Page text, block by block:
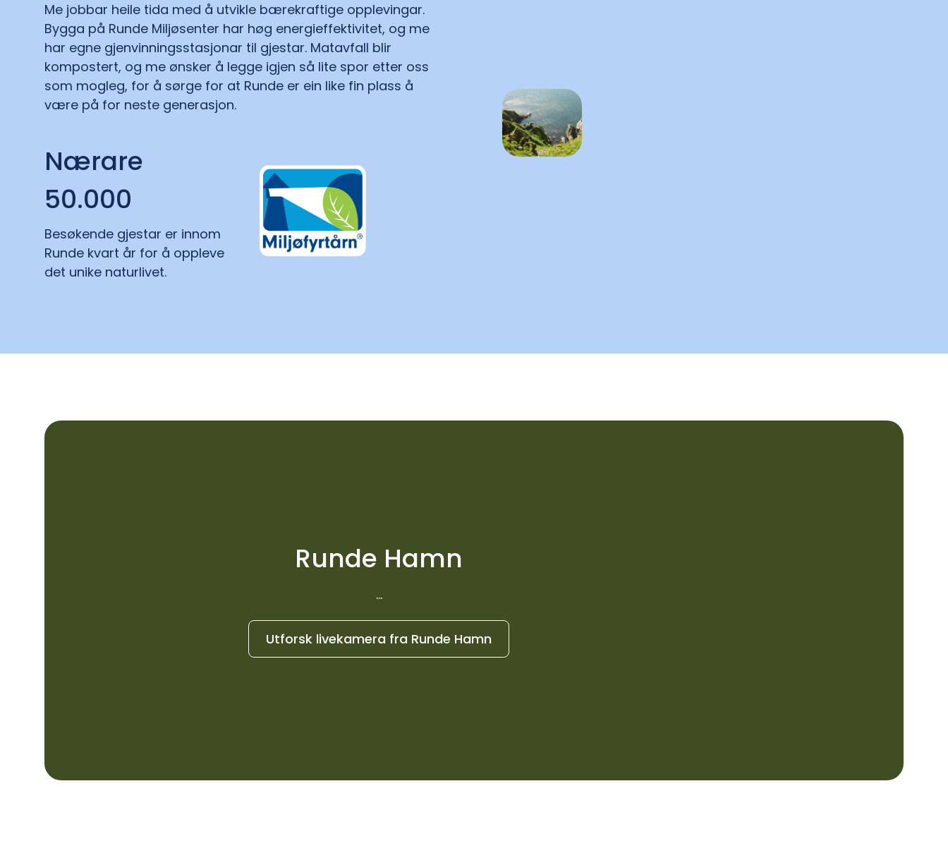
Me jobbar heile tida med å utvikle bærekraftige opplevingar.
Bygga på Runde Miljøsenter har høg energieffektivitet, og me
har egne gjenvinningsstasjonar til gjestar. Matavfall blir
kompostert, og me ønsker å legge igjen så lite spor etter oss
som mogleg, for å sørge for at Runde er ein like fin plass å
være på for neste generasjon.
Nærare
50.000
Besøkende gjestar er innom
Runde kvart år for å oppleve
det unike naturlivet.
Runde Hamn
...
Utforsk livekamera fra Runde Hamn